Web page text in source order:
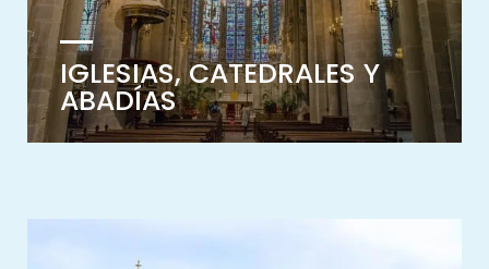
IGLESIAS, CATEDRALES Y
ABADÍAS